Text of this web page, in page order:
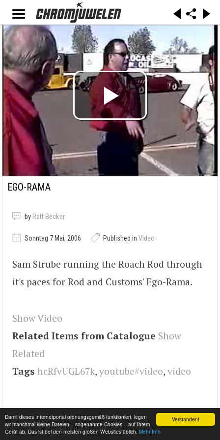
Verstanden!
Damit dieses Internetportal ordnungsgemäß funktioniert, legen
wir manchmal kleine Dateien – sogenannte Cookies – auf Ihrem
Gerät ab. Das ist bei den meisten großen Websites üblich. Mehr Info
EGO-RAMA
by Ralf Becker
Sonntag 7 Mai, 2006 Published in Video
Sam Strube running the Roach Rod through
it's paces for Rod and Customs' Ego-Rama.
Show Video
Related Items from Catalogue Show
Related
Tags hcRfvUGL67k, youtube#video, video